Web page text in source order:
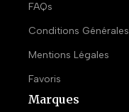
FAQs
Conditions Générales
Mentions Légales
Favoris
Marques